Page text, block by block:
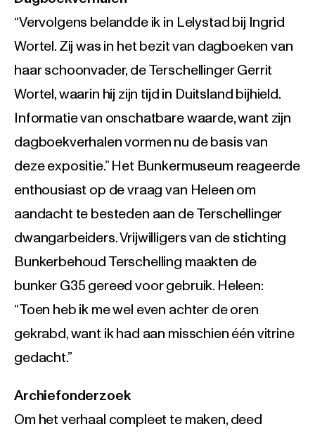
“Vervolgens belandde ik in Lelystad bij Ingrid
Wortel. Zij was in het bezit van dagboeken van
haar schoonvader, de Terschellinger Gerrit
Wortel, waarin hij zijn tijd in Duitsland bijhield.
Informatie van onschatbare waarde, want zijn
dagboekverhalen vormen nu de basis van
deze expositie.” Het Bunkermuseum reageerde
enthousiast op de vraag van Heleen om
aandacht te besteden aan de Terschellinger
dwangarbeiders. Vrijwilligers van de stichting
Bunkerbehoud Terschelling maakten de
bunker G35 gereed voor gebruik. Heleen:
“Toen heb ik me wel even achter de oren
gekrabd, want ik had aan misschien één vitrine
gedacht.”
Archiefonderzoek
Om het verhaal compleet te maken, deed